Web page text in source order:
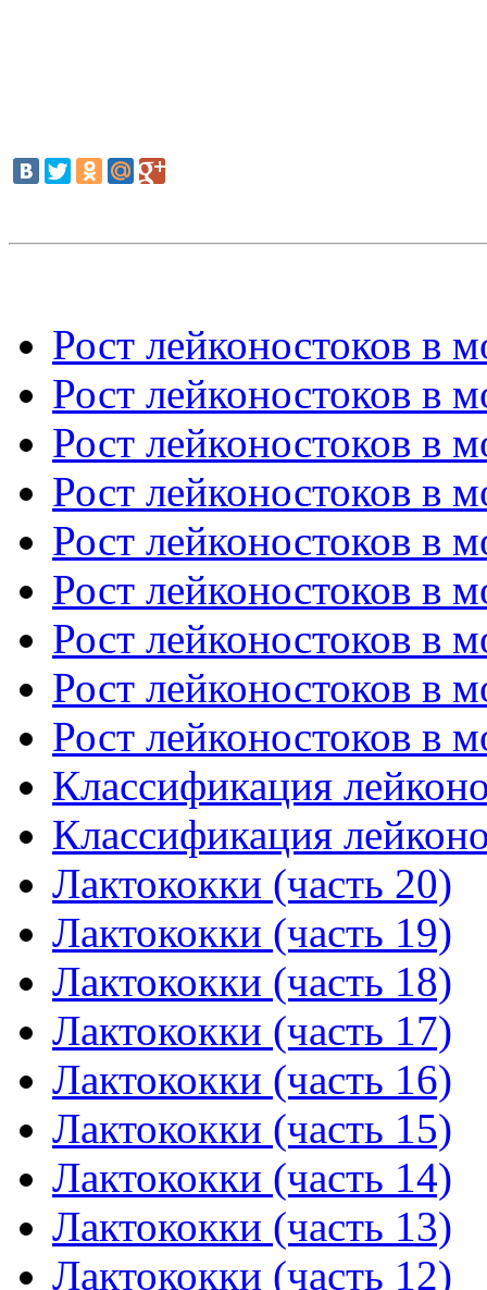
Рост лейконостоков в
Рост лейконостоков в
Рост лейконостоков в
Рост лейконостоков в
Рост лейконостоков в
Рост лейконостоков в
Рост лейконостоков в
Рост лейконостоков в
Рост лейконостоков в
Классификация
Классификация
Лактококки (часть 20)
Лактококки (часть 19)
Лактококки (часть 18)
Лактококки (часть 17)
Лактококки (часть 16)
Лактококки (часть 15)
Лактококки (часть 14)
Лактококки (часть 13)
Лактококки (часть 12)